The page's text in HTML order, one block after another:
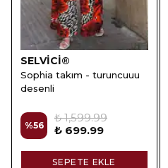
SELVİCİ®
Sophia takım - turuncuuu
desenli
%56
₺ 1,599.99
₺ 699.99
SEPETE EKLE